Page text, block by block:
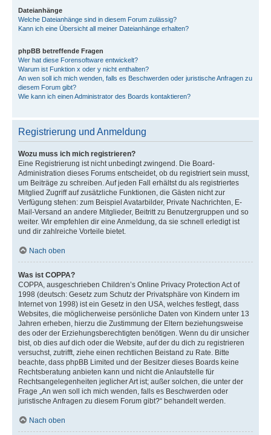
Dateianhänge
Welche Dateianhänge sind in diesem Forum zulässig?
Kann ich eine Übersicht all meiner Dateianhänge erhalten?
phpBB betreffende Fragen
Wer hat diese Forensoftware entwickelt?
Warum ist Funktion x oder y nicht enthalten?
An wen soll ich mich wenden, falls es Beschwerden oder juristische Anfragen zu
diesem Forum gibt?
Wie kann ich einen Administrator des Boards kontaktieren?
Registrierung und Anmeldung
Wozu muss ich mich registrieren?
Eine Registrierung ist nicht unbedingt zwingend. Die Board-
Administration dieses Forums entscheidet, ob du registriert sein musst,
um Beiträge zu schreiben. Auf jeden Fall erhältst du als registriertes
Mitglied Zugriff auf zusätzliche Funktionen, die Gästen nicht zur
Verfügung stehen: zum Beispiel Avatarbilder, Private Nachrichten, E-
Mail-Versand an andere Mitglieder, Beitritt zu Benutzergruppen und so
weiter. Wir empfehlen dir eine Anmeldung, da sie schnell erledigt ist
und dir zahlreiche Vorteile bietet.
Nach oben
Was ist COPPA?
COPPA, ausgeschrieben Children’s Online Privacy Protection Act of
1998 (deutsch: Gesetz zum Schutz der Privatsphäre von Kindern im
Internet von 1998) ist ein Gesetz in den USA, welches festlegt, dass
Websites, die möglicherweise persönliche Daten von Kindern unter 13
Jahren erheben, hierzu die Zustimmung der Eltern beziehungsweise
des oder der Erziehungsberechtigten benötigen. Wenn du dir unsicher
bist, ob dies auf dich oder die Website, auf der du dich zu registrieren
versuchst, zutrifft, ziehe einen rechtlichen Beistand zu Rate. Bitte
beachte, dass phpBB Limited und der Besitzer dieses Boards keine
Rechtsberatung anbieten kann und nicht die Anlaufstelle für
Rechtsangelegenheiten jeglicher Art ist; außer solchen, die unter der
Frage „An wen soll ich mich wenden, falls es Beschwerden oder
juristische Anfragen zu diesem Forum gibt?“ behandelt werden.
Nach oben